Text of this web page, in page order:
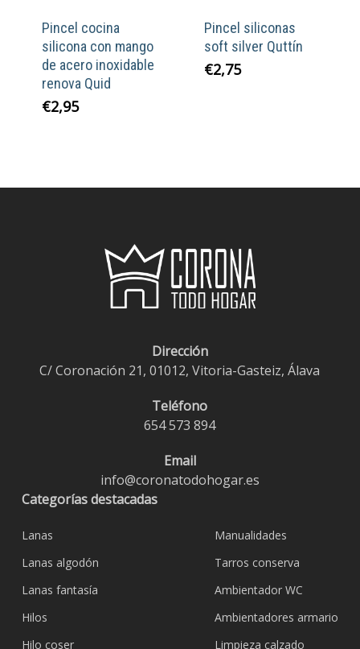
Pincel cocina
silicona con mango
de acero inoxidable
renova Quid
€2,95
Pincel siliconas
soft silver Quttín
€2,75
Dirección
C/ Coronación 21, 01012, Vitoria-Gasteiz, Álava
Teléfono
654 573 894
Email
info@coronatodohogar.es
Categorías destacadas
Lanas
Lanas algodón
Lanas fantasía
Hilos
Hilo coser
Manualidades
Tarros conserva
Ambientador WC
Ambientadores armario
Limpieza calzado